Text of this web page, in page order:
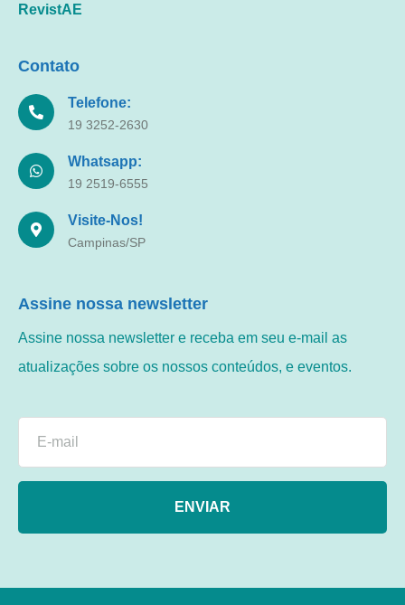
RevistAE
Contato
Telefone:
19 3252-2630
Whatsapp:
19 2519-6555
Visite-Nos!
Campinas/SP
Assine nossa newsletter
Assine nossa newsletter e receba em seu e-mail as
atualizações sobre os nossos conteúdos, e eventos.
ENVIAR